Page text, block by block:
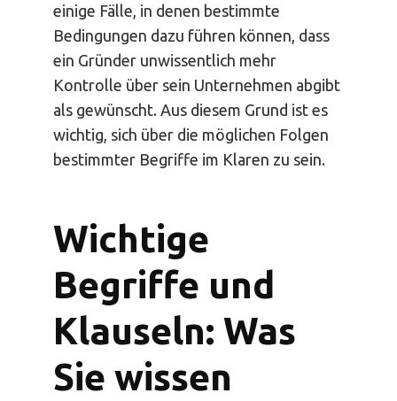
einige Fälle, in denen bestimmte
Bedingungen dazu führen können, dass
ein Gründer unwissentlich mehr
Kontrolle über sein Unternehmen abgibt
als gewünscht. Aus diesem Grund ist es
wichtig, sich über die möglichen Folgen
bestimmter Begriffe im Klaren zu sein.
Wichtige
Begriffe und
Klauseln: Was
Sie wissen